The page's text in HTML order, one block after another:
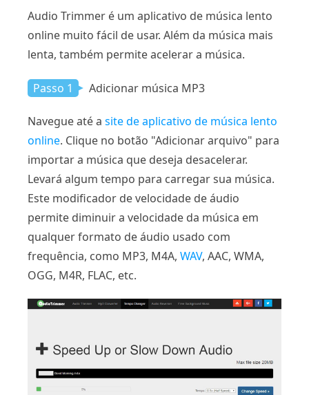
Audio Trimmer é um aplicativo de música lento
online muito fácil de usar. Além da música mais
lenta, também permite acelerar a música.
Passo 1 Adicionar música MP3
Navegue até a site de aplicativo de música lento
online. Clique no botão "Adicionar arquivo" para
importar a música que deseja desacelerar.
Levará algum tempo para carregar sua música.
Este modificador de velocidade de áudio
permite diminuir a velocidade da música em
qualquer formato de áudio usado com
frequência, como MP3, M4A, WAV, AAC, WMA,
OGG, M4R, FLAC, etc.